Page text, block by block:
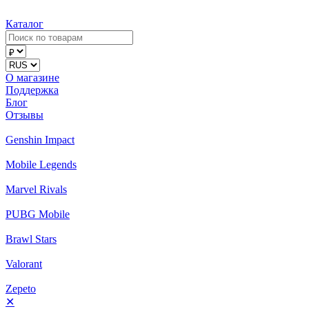
Каталог
О магазине
Поддержка
Блог
Отзывы
Genshin Impact
Mobile Legends
Marvel Rivals
PUBG Mobile
Brawl Stars
Valorant
Zepeto
✕